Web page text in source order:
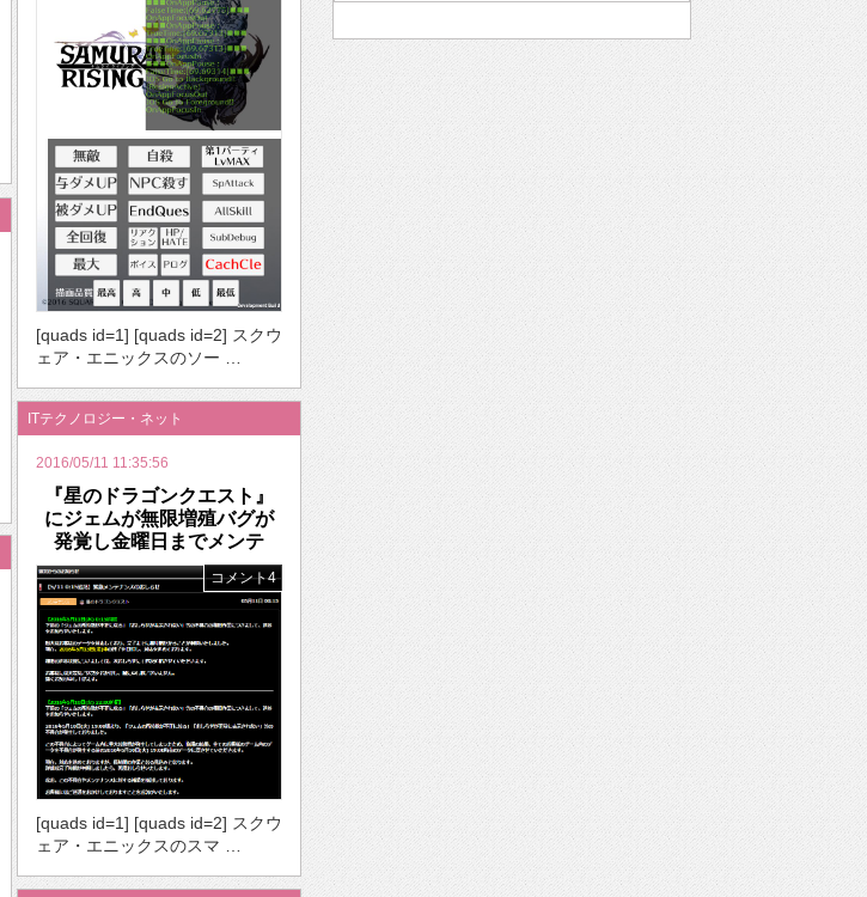
[quads id=1] [quads id=2] スクウ
ェア・エニックスのソー …
ITテクノロジー・ネット
2016/05/11 11:35:56
『星のドラゴンクエスト』
にジェムが無限増殖バグが
発覚し金曜日までメンテ
コメント4
[quads id=1] [quads id=2] スクウ
ェア・エニックスのスマ …